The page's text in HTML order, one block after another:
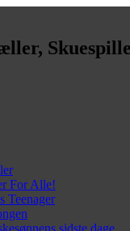
For Alle!
Teenager
sidste dage